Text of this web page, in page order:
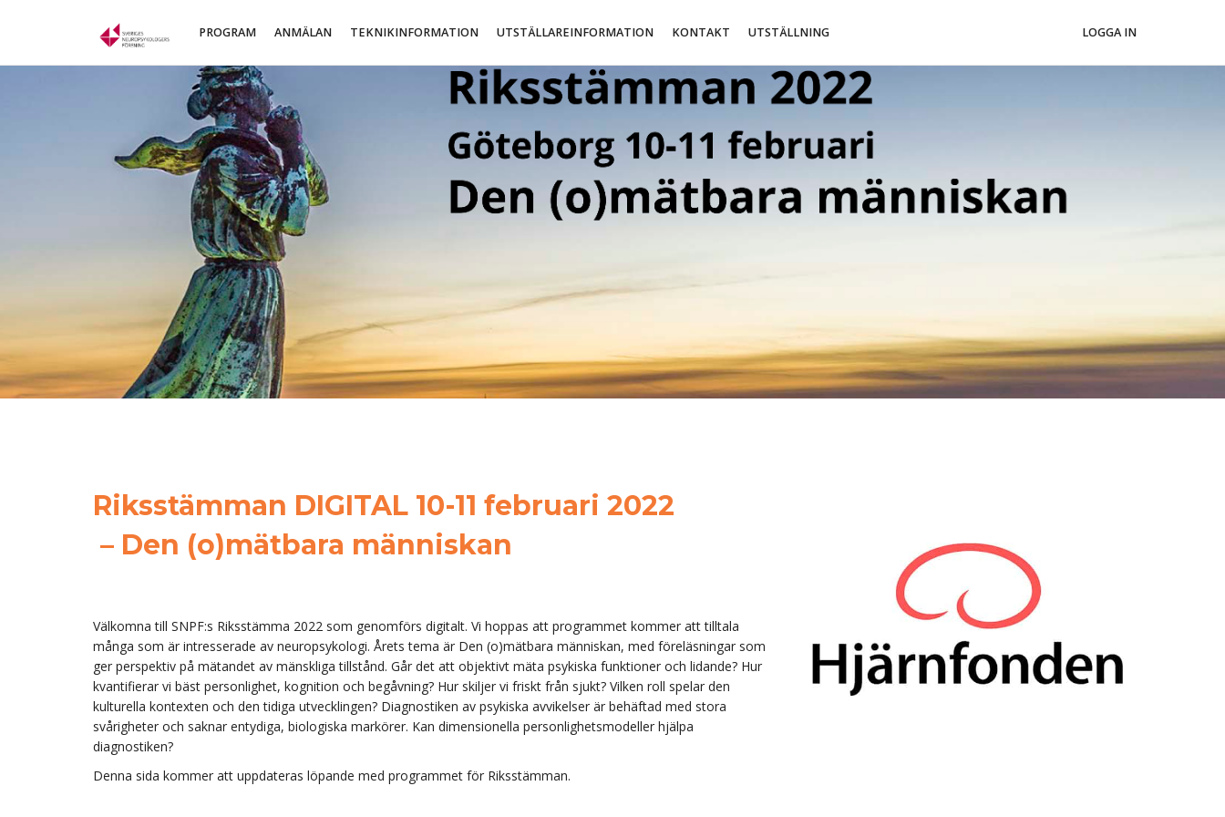
LOGGA IN
PROGRAM ANMÄLAN TEKNIKINFORMATION UTSTÄLLAREINFORMATION KONTAKT UTSTÄLLNING
Riksstämman DIGITAL 10-11 februari 2022
– Den (o)mätbara människan
Välkomna till SNPF:s Riksstämma 2022 som genomförs digitalt. Vi hoppas att programmet kommer att tilltala
många som är intresserade av neuropsykologi. Årets tema är Den (o)mätbara människan, med föreläsningar som
ger perspektiv på mätandet av mänskliga tillstånd. Går det att objektivt mäta psykiska funktioner och lidande? Hur
kvantifierar vi bäst personlighet, kognition och begåvning? Hur skiljer vi friskt från sjukt? Vilken roll spelar den
kulturella kontexten och den tidiga utvecklingen? Diagnostiken av psykiska avvikelser är behäftad med stora
svårigheter och saknar entydiga, biologiska markörer. Kan dimensionella personlighetsmodeller hjälpa
diagnostiken?
Denna sida kommer att uppdateras löpande med programmet för Riksstämman.